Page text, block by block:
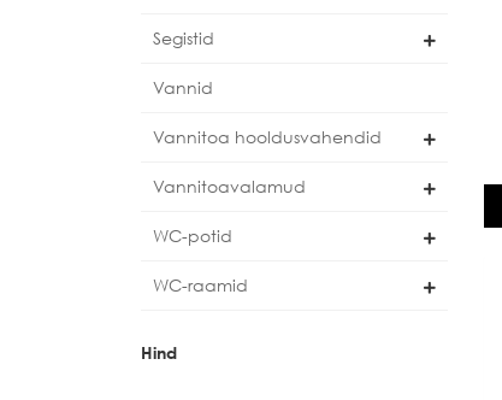
Segistid
Vannid
Vannitoa hooldusvahendid
Vannitoavalamud
WC-potid
WC-raamid
Hind